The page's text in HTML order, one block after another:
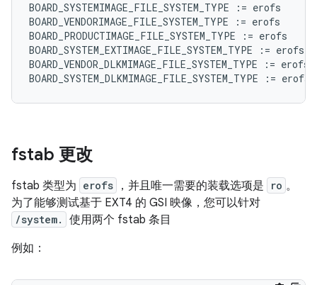
BOARD_SYSTEMIMAGE_FILE_SYSTEM_TYPE := erofs
BOARD_VENDORIMAGE_FILE_SYSTEM_TYPE
:= erofs
BOARD_PRODUCTIMAGE_FILE_SYSTEM_TYPE
:= erofs
BOARD_SYSTEM_EXTIMAGE_FILE_SYSTEM_TYPE
:= erofs
BOARD_VENDOR_DLKMIMAGE_FILE_SYSTEM_TYPE
:= erofs
BOARD_SYSTEM_DLKMIMAGE_FILE_SYSTEM_TYPE
:= erofs
fstab 更改
fstab 类型为 erofs ，并且唯一需要的装载选项是 ro 。
为了能够测试基于 EXT4 的 GSI 映像，您可以针对
/system.
使用两个 fstab 条目
例如：